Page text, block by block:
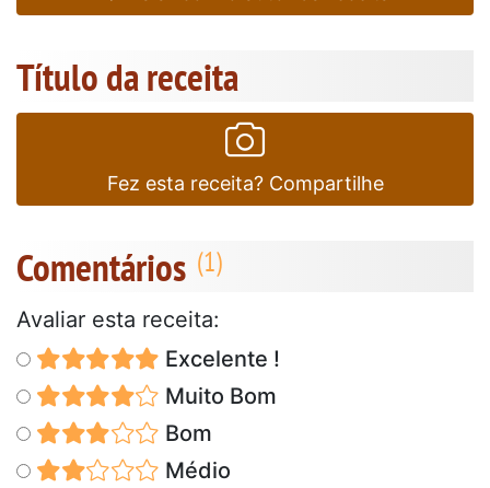
Título da receita
Fez esta receita? Compartilhe
Comentários
Avaliar esta receita:
Excelente !
Muito Bom
Bom
Médio